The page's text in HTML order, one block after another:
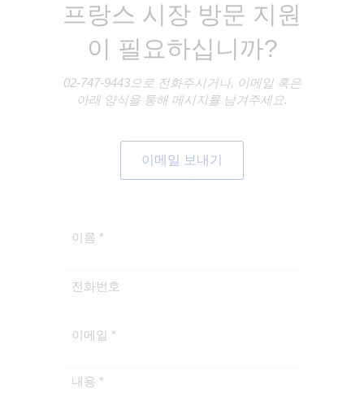
프랑스 시장 방문 지원
이 필요하십니까?
02-747-9443으로 전화주시거나, 이메일 혹은
아래 양식을 통해 메시지를 남겨주세요.
이메일 보내기